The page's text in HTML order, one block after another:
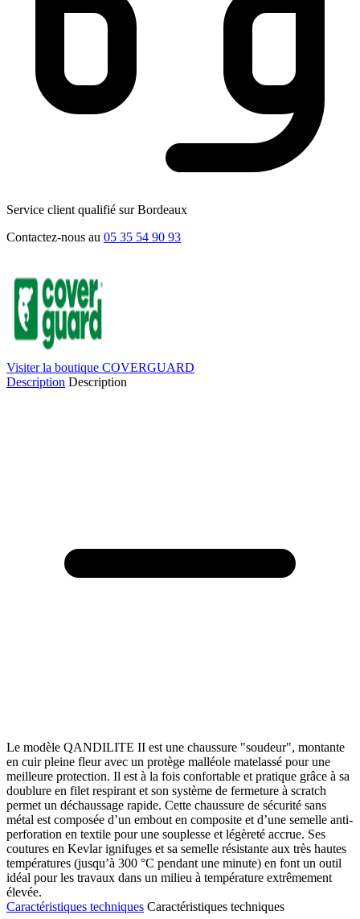
Service client qualifié sur Bordeaux
Contactez-nous au 05 35 54 90 93
Visiter la boutique COVERGUARD
Description Description
Le modèle QANDILITE II est une chaussure "soudeur", montante
en cuir pleine fleur avec un protège malléole matelassé pour une
meilleure protection. Il est à la fois confortable et pratique grâce à sa
doublure en filet respirant et son système de fermeture à scratch
permet un déchaussage rapide. Cette chaussure de sécurité sans
métal est composée d’un embout en composite et d’une semelle anti-
perforation en textile pour une souplesse et légèreté accrue. Ses
coutures en Kevlar ignifuges et sa semelle résistante aux très hautes
températures (jusqu’à 300 °C pendant une minute) en font un outil
idéal pour les travaux dans un milieu à température extrêmement
élevée.
Caractéristiques techniques Caractéristiques techniques